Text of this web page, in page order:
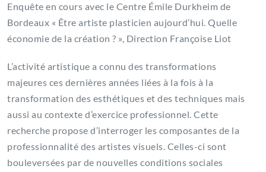
Enquête en cours avec le Centre Émile Durkheim de
Bordeaux « Être artiste plasticien aujourd’hui. Quelle
économie de la création ? », Direction Françoise Liot
L’activité artistique a connu des transformations
majeures ces dernières années liées à la fois à la
transformation des esthétiques et des techniques mais
aussi au contexte d’exercice professionnel. Cette
recherche propose d’interroger les composantes de la
professionnalité des artistes visuels. Celles-ci sont
bouleversées par de nouvelles conditions sociales